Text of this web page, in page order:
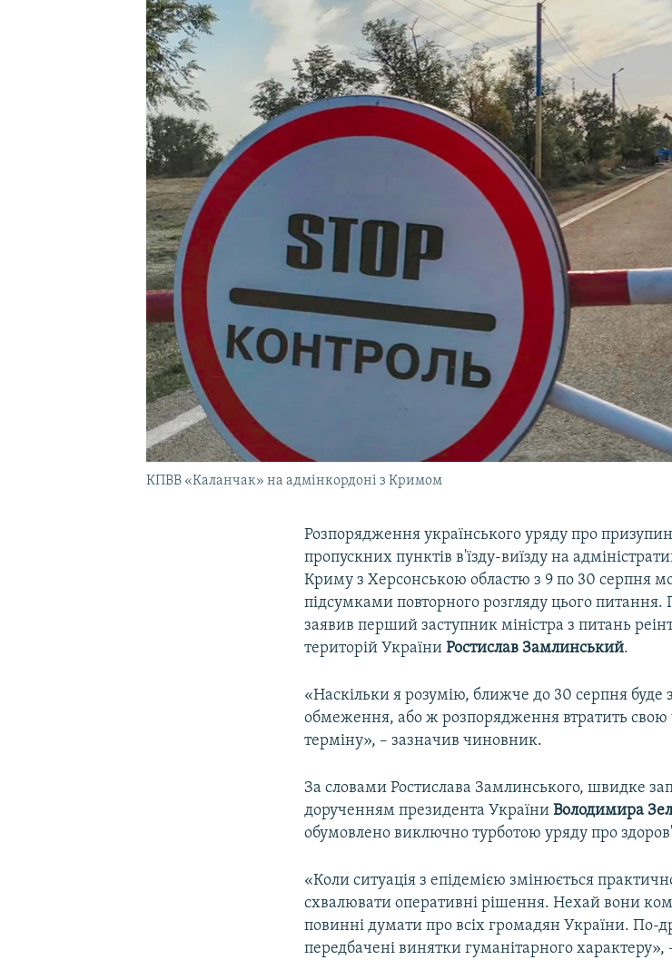
УКРАЇНСЬКА ПРОБЛЕМА КРИМУ
КПВВ «Каланчак» на адмінкордоні з Кримом
Розпорядження українського уряду про
пропускних пунктів в'їзду-виїзду на
Криму з Херсонською областю з 9 по 30 серпня
підсумками повторного розгляду цього питання.
заявив перший заступник міністра з питань
територій УкраїниРостислав Замлинський.
«Наскільки я розумію, ближче до 30 серпня буде
обмеження, або ж розпорядження втратить свою
терміну», – зазначив чиновник.
За словами Ростислава Замлинського, швидке
дорученням президента УкраїниВолодимира
обумовлено виключно турботою уряду про
«Коли ситуація з епідемією змінюється
схвалювати оперативні рішення. Нехай вони
повинні думати про всіх громадян України. По-
передбачені винятки гуманітарного